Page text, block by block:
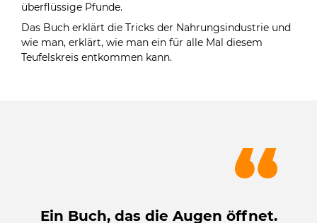
überflüssige Pfunde.
Das Buch erklärt die Tricks der Nahrungsindustrie und
wie man, erklärt, wie man ein für alle Mal diesem
Teufelskreis entkommen kann.
Ein Buch, das die Augen öffnet.